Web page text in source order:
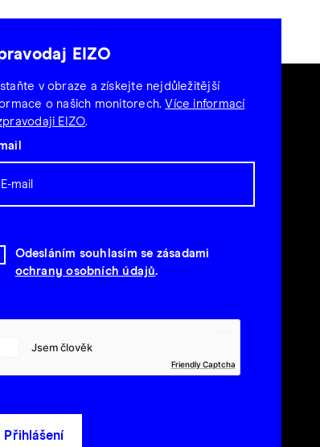
EIZO
v obraze a získejte nejdůležitější
o našich monitorech.Více informací
EIZO.
Odesláním souhlasím se zásadami
ochrany osobních údajů.
Friendly Captcha
Přihlášení